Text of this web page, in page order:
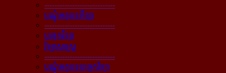
----------------------------
បណ្ដុំអត្ថបទកីឡា
----------------------------
បច្ចេកវិទ្យា
វិទ្យាសាស្ត្រ
----------------------------
បណ្ដុំអត្ថបទបច្ចេកវិទ្យា